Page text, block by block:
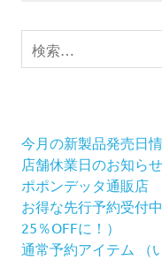
ビ
ゲ
シ
ョ
ン
検
索
今月の新製品発売日
店舗休業日のお知らせ
ポポンデッタ通販店
お得な先行予約受付
25％OFFに！）
通常予約アイテム （